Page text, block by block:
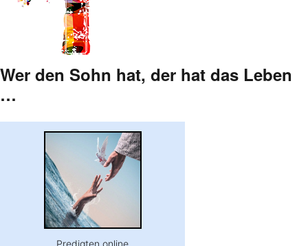
Wer den Sohn hat, der hat das Leben
…